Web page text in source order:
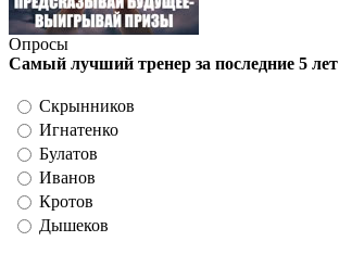
Опросы
Самый лучший тренер за последние 5 лет
Скрынников
Игнатенко
Булатов
Иванов
Кротов
Дышеков